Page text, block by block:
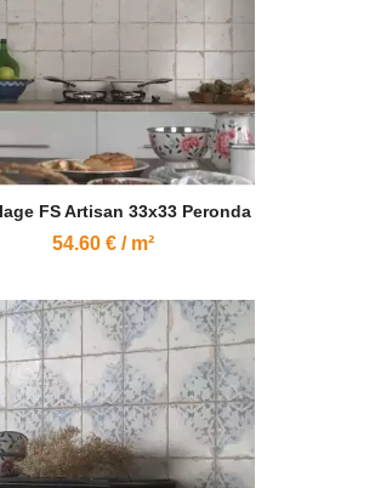
FS Artisan 33x33 Peronda
54.60 € / m²